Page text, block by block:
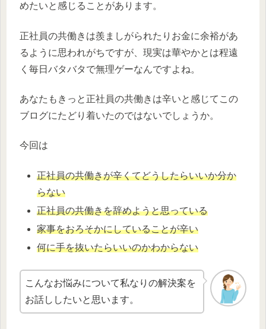
めたいと感じることがあります。
正社員の共働きは羨ましがられたりお金に余裕があ
るように思われがちですが、現実は華やかとは程遠
く毎日バタバタで無理ゲーなんですよね。
あなたもきっと正社員の共働きは辛いと感じてこの
ブログにたどり着いたのではないでしょうか。
今回は
正社員の共働きが辛くてどうしたらいいか分か
らない
正社員の共働きを辞めようと思っている
家事をおろそかにしていることが辛い
何に手を抜いたらいいのかわからない
こんなお悩みについて私なりの解決案を
お話ししたいと思います。